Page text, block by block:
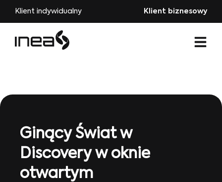
Klient indywidualny Klient biznesowy
Ginący Świat w
Discovery w oknie
otwartym